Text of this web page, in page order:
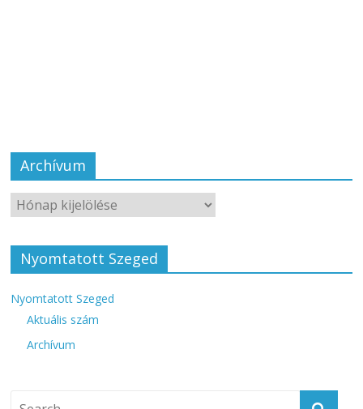
Archívum
Nyomtatott Szeged
Nyomtatott Szeged
Aktuális szám
Archívum